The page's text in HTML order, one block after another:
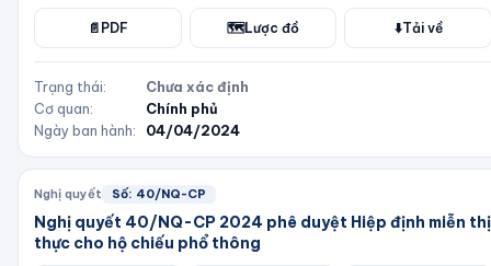
📄 PDF 🗺️Lược đồ ⬇️Tải về
Trạng thái:
Chưa xác định
Cơ quan:
Chính phủ
Ngày ban hành:
04/04/2024
Nghị quyết Số: 40/NQ-CP
Nghị quyết 40/NQ-CP 2024 phê duyệt Hiệp định miễn thị
thực cho hộ chiếu phổ thông